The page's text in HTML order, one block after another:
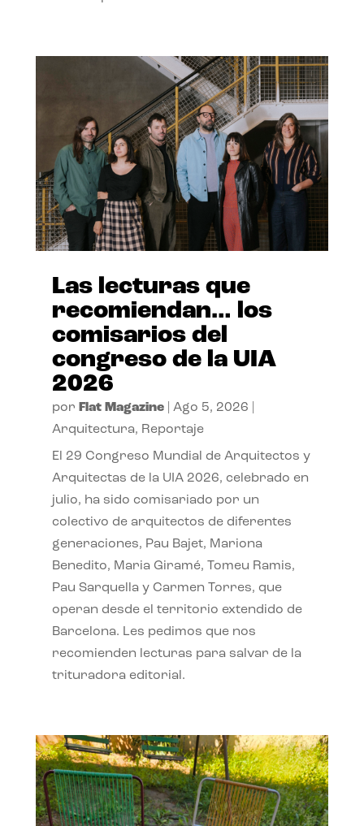
Las lecturas que
recomiendan… los
comisarios del
congreso de la UIA
2026
por Flat Magazine| Ago 5, 2026
Arquitectura, Reportaje
El 29 Congreso Mundial de Arquitectos y
Arquitectas de la UIA 2026, celebrado en
julio, ha sido comisariado por un
colectivo de arquitectos de diferentes
generaciones, Pau Bajet, Mariona
Benedito, Maria Giramé, Tomeu Ramis,
Pau Sarquella y Carmen Torres, que
operan desde el territorio extendido de
Barcelona. Les pedimos que nos
recomienden lecturas para salvar de la
trituradora editorial.